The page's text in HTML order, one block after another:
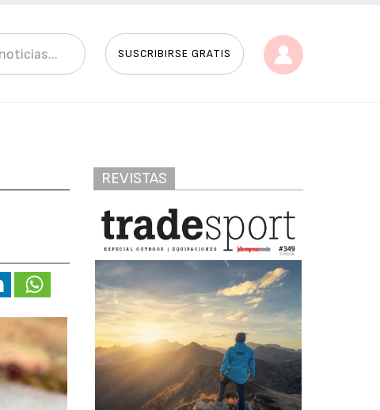
SUSCRIBIRSE GRATIS
REVISTAS